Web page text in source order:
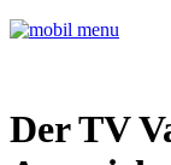
Der TV